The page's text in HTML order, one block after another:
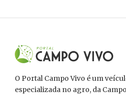
O Portal Campo Vivo é um
especializada no agro, da